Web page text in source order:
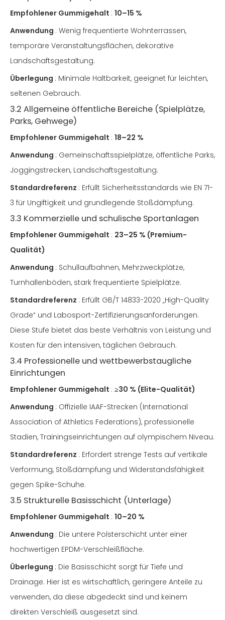
Empfohlener Gummigehalt : 10–15 %
Anwendung : Wenig frequentierte Wohnterrassen,
temporäre Veranstaltungsflächen, dekorative
Landschaftsgestaltung.
Überlegung : Minimale Haltbarkeit, geeignet für leichten,
seltenen Gebrauch.
3.2 Allgemeine öffentliche Bereiche (Spielplätze,
Parks, Gehwege)
Empfohlener Gummigehalt : 18–22 %
Anwendung : Gemeinschaftsspielplätze, öffentliche Parks,
Joggingstrecken, Landschaftsgestaltung.
Standardreferenz : Erfüllt Sicherheitsstandards wie EN 71-
3 für Ungiftigkeit und grundlegende Stoßdämpfung.
3.3 Kommerzielle und schulische Sportanlagen
Empfohlener Gummigehalt : 23–25 % (Premium-
Qualität)
Anwendung : Schullaufbahnen, Mehrzweckplätze,
Turnhallenböden, stark frequentierte Spielplätze.
Standardreferenz : Erfüllt GB/T 14833-2020 „High-Quality
Grade“ und Labosport-Zertifizierungsanforderungen.
Diese Stufe bietet das beste Verhältnis von Leistung und
Kosten für den intensiven, täglichen Gebrauch.
3.4 Professionelle und wettbewerbstaugliche
Einrichtungen
Empfohlener Gummigehalt : ≥30 % (Elite-Qualität)
Anwendung : Offizielle IAAF-Strecken (International
Association of Athletics Federations), professionelle
Stadien, Trainingseinrichtungen auf olympischem Niveau.
Standardreferenz : Erfordert strenge Tests auf vertikale
Verformung, Stoßdämpfung und Widerstandsfähigkeit
gegen Spike-Schuhe.
3.5 Strukturelle Basisschicht (Unterlage)
Empfohlener Gummigehalt : 10–20 %
Anwendung : Die untere Polsterschicht unter einer
hochwertigen EPDM-Verschleißfläche.
Überlegung : Die Basisschicht sorgt für Tiefe und
Drainage. Hier ist es wirtschaftlich, geringere Anteile zu
verwenden, da diese abgedeckt sind und keinem
direkten Verschleiß ausgesetzt sind.